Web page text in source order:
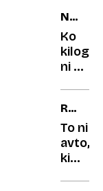
in
na
ENOTE
Ko
ni bil
ki so
skoraj
CLIO
To ni
avto,
ki